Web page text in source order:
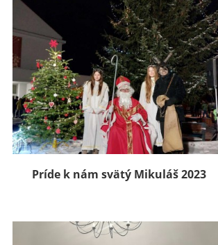
Príde k nám svätý Mikuláš 2023